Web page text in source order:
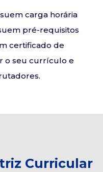
carga horária
pré-requisitos
certificado de
o seu currículo e
Curricular